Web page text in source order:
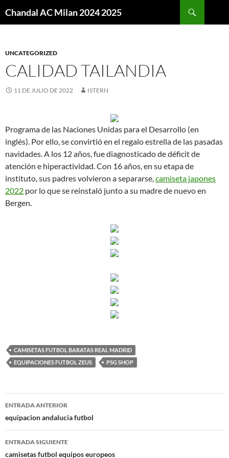
Chandal AC Milan 2024 2025
UNCATEGORIZED
CALIDAD TAILANDIA
11 DE JULIO DE 2022 ISTERN
Programa de las Naciones Unidas para el Desarrollo (en
inglés). Por ello, se convirtió en el regalo estrella de las pasadas
navidades. A los 12 años, fue diagnosticado de déficit de
atención e hiperactividad. Con 16 años, en su etapa de
instituto, sus padres volvieron a separarse,camiseta japones
2022 por lo que se reinstaló junto a su madre de nuevo en
Bergen.
CAMISETAS FUTBOL BARATAS REAL MADRID
EQUIPACIONES FUTBOL ZEUS
PSG SHOP
Navegación
de
entradas
ENTRADA ANTERIOR
equipacion andalucia futbol
ENTRADA SIGUIENTE
camisetas futbol equipos europeos